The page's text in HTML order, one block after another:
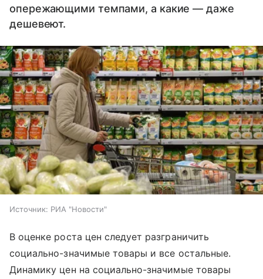
опережающими темпами, а какие — даже
дешевеют.
Источник: РИА "Новости"
В оценке роста цен следует разграничить
социально-значимые товары и все остальные.
Динамику цен на социально-значимые товары